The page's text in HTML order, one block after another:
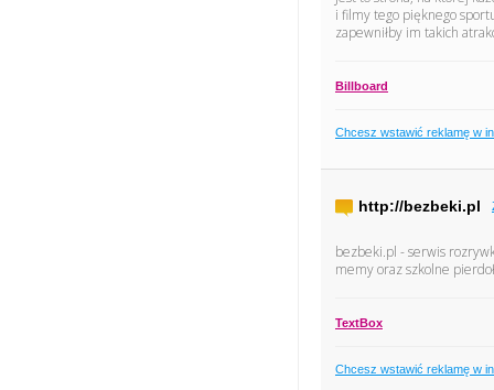
i filmy tego pięknego
zapewniłby im takich
Billboard
Chcesz wstawić reklamę w
http://bezbeki.pl
bezbeki.pl - serwis
memy oraz szkolne
TextBox
Chcesz wstawić reklamę w